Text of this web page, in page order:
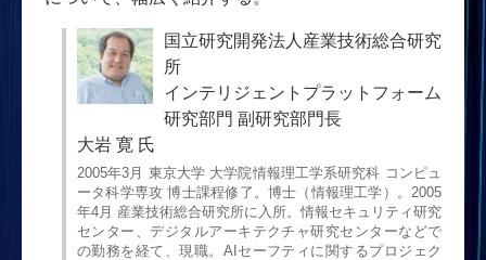
国立研究開発法人産業技術総合研究
所
インテリジェントプラットフォーム
研究部門 副研究部門長
大岩 寛 氏
2005年3月 東京大学 大学院情報理工学系研究科 コンピュ
ータ科学専攻 博士課程修了。博士（情報理工学）。2005
年4月 産業技術総合研究所に入所。情報セキュリティ研究
センター、デジタルアーキテクチャ研究センターなどで
の勤務を経て、現職。AIセーフティに関するプロジェク